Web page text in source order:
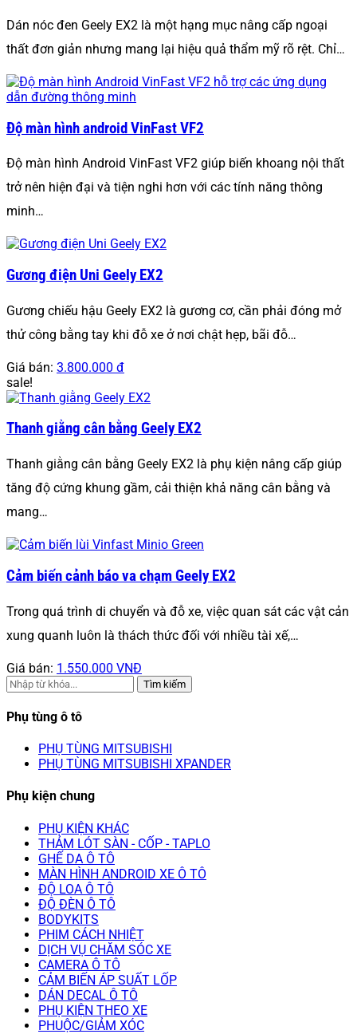
Dán nóc đen Geely EX2 là một hạng mục nâng cấp ngoại
thất đơn giản nhưng mang lại hiệu quả thẩm mỹ rõ rệt. Chỉ…
Độ màn hình android VinFast VF2
Độ màn hình Android VinFast VF2 giúp biến khoang nội thất
trở nên hiện đại và tiện nghi hơn với các tính năng thông
minh…
Gương điện Uni Geely EX2
Gương chiếu hậu Geely EX2 là gương cơ, cần phải đóng mở
thử công bằng tay khi đỗ xe ở nơi chật hẹp, bãi đỗ…
Giá bán: 3.800.000 đ
sale!
Thanh giằng cân bằng Geely EX2
Thanh giằng cân bằng Geely EX2 là phụ kiện nâng cấp giúp
tăng độ cứng khung gầm, cải thiện khả năng cân bằng và
mang…
Cảm biến cảnh báo va chạm Geely EX2
Trong quá trình di chuyển và đỗ xe, việc quan sát các vật cản
xung quanh luôn là thách thức đối với nhiều tài xế,…
Giá bán: 1.550.000 VNĐ
Tìm kiếm
Phụ tùng ô tô
PHỤ TÙNG MITSUBISHI
PHỤ TÙNG MITSUBISHI XPANDER
Phụ kiện chung
PHỤ KIỆN KHÁC
THẢM LÓT SÀN - CỐP - TAPLO
GHẾ DA Ô TÔ
MÀN HÌNH ANDROID XE Ô TÔ
ĐỘ LOA Ô TÔ
ĐỘ ĐÈN Ô TÔ
BODYKITS
PHIM CÁCH NHIỆT
DỊCH VỤ CHĂM SÓC XE
CAMERA Ô TÔ
CẢM BIẾN ÁP SUẤT LỐP
DÁN DECAL Ô TÔ
PHỤ KIỆN THEO XE
PHUỘC/GIẢM XÓC